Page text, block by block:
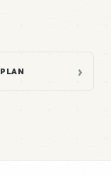
›